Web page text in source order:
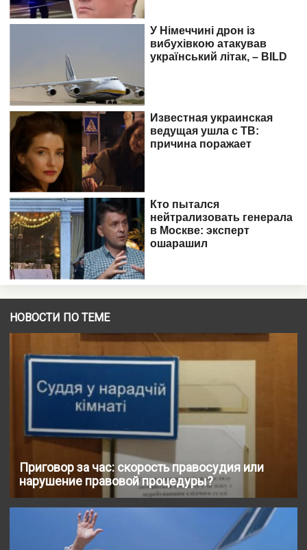
НОВОСТИ ПО ТЕМЕ
Приговор за час: скорость правосудия или
нарушение правовой процедуры?